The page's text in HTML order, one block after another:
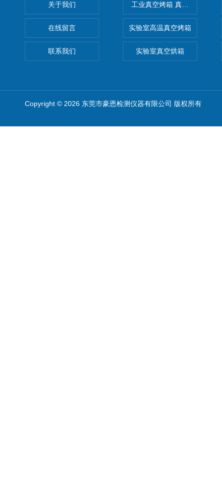
关于我们
在线留言
联系我们
工业真空烤箱 真空烘箱
实验室高温真空烤箱
实验室真空烘箱
Copyright © 2026 东莞市豪恩检测仪器有限公司 版权所有